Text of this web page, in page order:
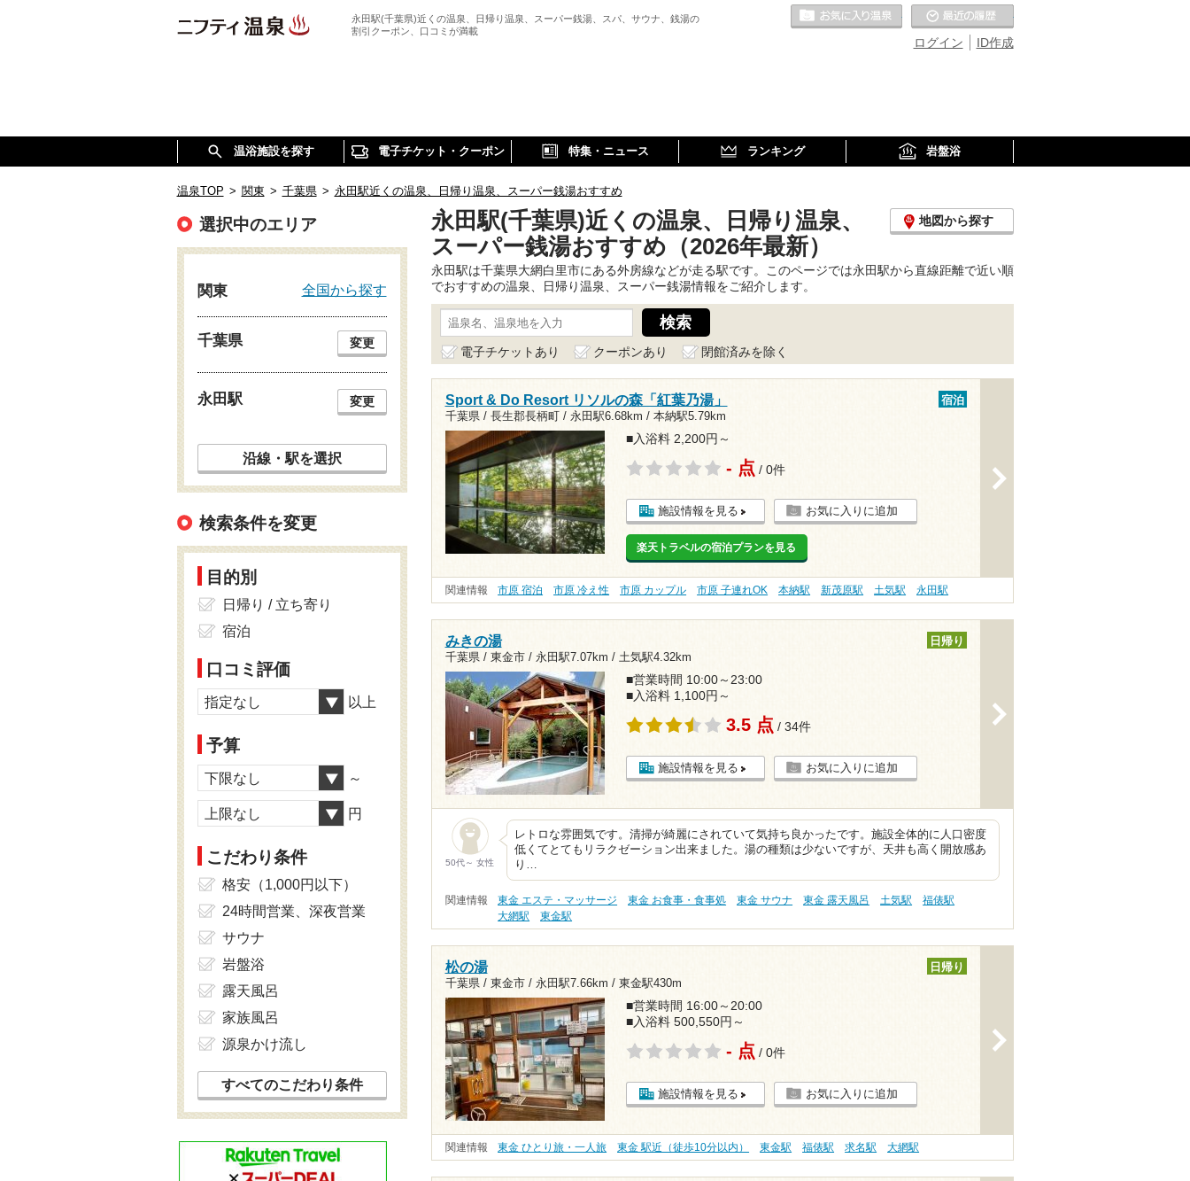
永田駅(千葉県)近くの温泉、日帰り温泉、スーパー銭湯、スパ、サウナ、銭湯の
割引クーポン、口コミが満載
ID作成
ログイン
お気に入りの温泉
温浴施設を探す 電子チケット・クーポン 特集・ニュース ランキング 岩盤浴
温泉TOP > 関東 > 千葉県 > 永田駅近くの温泉、日帰り温泉、スーパー銭湯おすすめ
永田駅(千葉県)近くの温泉、日帰り温泉、
スーパー銭湯おすすめ（2026年最新）
地図から探す
永田駅は千葉県大網白里市にある外房線などが走る駅です。このページでは永田駅から直線距離で近い順
でおすすめの温泉、日帰り温泉、スーパー銭湯情報をご紹介します。
電子チケットあり クーポンあり 閉館済みを除く
Sport & Do Resort リソルの森「紅葉乃湯」
千葉県 / 長生郡長柄町 / 永田駅6.68km / 本納駅5.79km
宿泊
■入浴料 2,200円～
- 点 / 0件
施設情報を見る お気に入りに追加
楽天トラベルの宿泊プランを見る
関連情報 市原 宿泊 市原 冷え性 市原 カップル 市原 子連れOK 本納駅 新茂原駅 土気駅 永田駅
みきの湯
千葉県 / 東金市 / 永田駅7.07km / 土気駅4.32km
日帰り
■営業時間 10:00～23:00
■入浴料 1,100円～
3.5 点 / 34件
施設情報を見る お気に入りに追加
50代～ 女性
レトロな雰囲気です。清掃が綺麗にされていて気持ち良かったです。施設全体的に人口密度
低くてとてもリラクゼーション出来ました。湯の種類は少ないですが、天井も高く開放感あ
り…
関連情報 東金 エステ・マッサージ 東金 お食事・食事処 東金 サウナ 東金 露天風呂 土気駅
福俵駅
大網駅
東金駅
松の湯
千葉県 / 東金市 / 永田駅7.66km / 東金駅430m
日帰り
■営業時間 16:00～20:00
■入浴料 500,550円～
- 点 / 0件
施設情報を見る お気に入りに追加
関連情報 東金 ひとり旅・一人旅 東金 駅近（徒歩10分以内） 東金駅 福俵駅 求名駅 大網駅
選択中のエリア
関東 全国から探す
千葉県 変更
永田駅 変更
沿線・駅を選択
検索条件を変更
目的別
日帰り / 立ち寄り
宿泊
口コミ評価
指定なし 以上
予算
下限なし ～
上限なし 円
こだわり条件
格安（1,000円以下）
24時間営業、深夜営業
サウナ
岩盤浴
露天風呂
家族風呂
源泉かけ流し
すべてのこだわり条件